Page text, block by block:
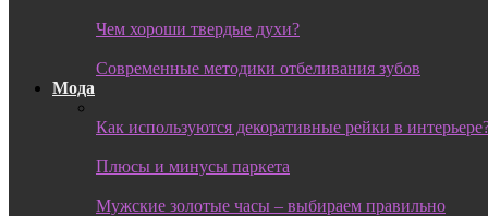
Чем хороши твердые духи?
Современные методики отбеливания зубов
Мода
Как используются декоративные рейки в
Плюсы и минусы паркета
Мужские золотые часы – выбираем правильно